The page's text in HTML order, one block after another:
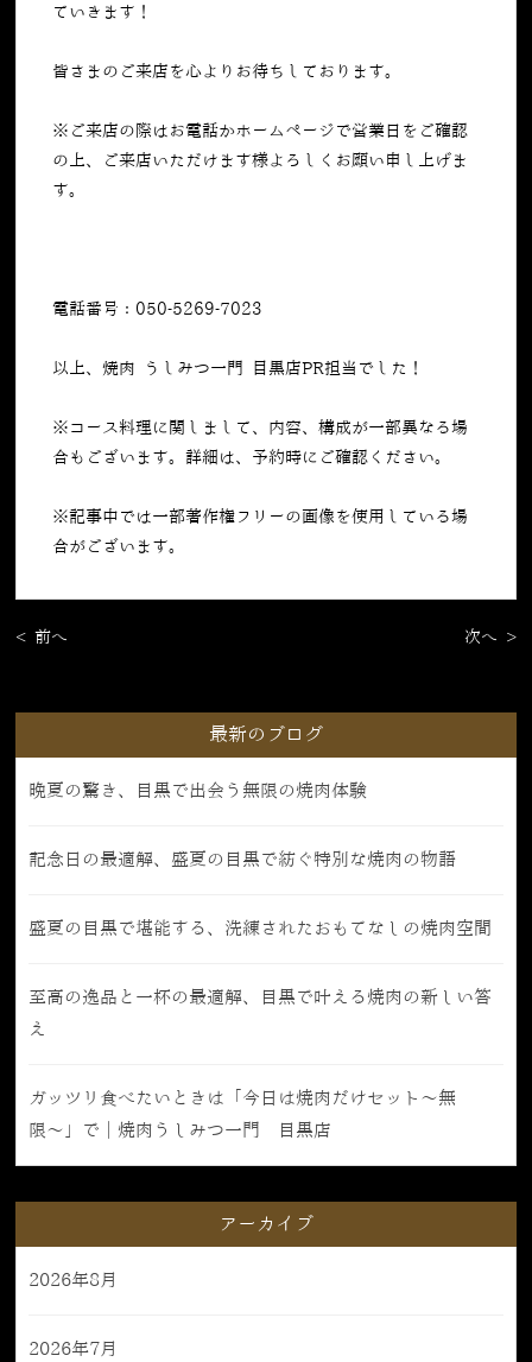
ていきます！
皆さまのご来店を心よりお待ちしております。
※ご来店の際はお電話かホームページで営業日をご確認
の上、ご来店いただけます様よろしくお願い申し上げま
す。
電話番号：050-5269-7023
以上、焼肉 うしみつ一門 目黒店PR担当でした！
※コース料理に関しまして、内容、構成が一部異なる場
合もございます。詳細は、予約時にご確認ください。
※記事中では一部著作権フリーの画像を使用している場
合がございます。
< 前へ 次へ >
最新のブログ
晩夏の驚き、目黒で出会う無限の焼肉体験
記念日の最適解、盛夏の目黒で紡ぐ特別な焼肉の物語
盛夏の目黒で堪能する、洗練されたおもてなしの焼肉空間
至高の逸品と一杯の最適解、目黒で叶える焼肉の新しい答
え
ガッツリ食べたいときは「今日は焼肉だけセット〜無
限〜」で｜焼肉うしみつ一門 目黒店
アーカイブ
2026年8月
2026年7月